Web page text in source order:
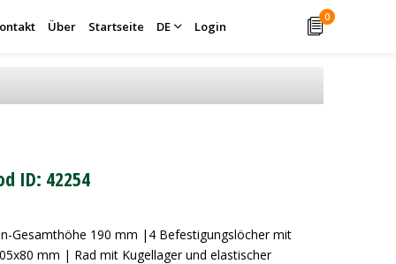
Über Startseite DE Login
0
ID: 42254
Gesamthöhe 190 mm |4 Befestigungslöcher mit
mm | Rad mit Kugellager und elastischer